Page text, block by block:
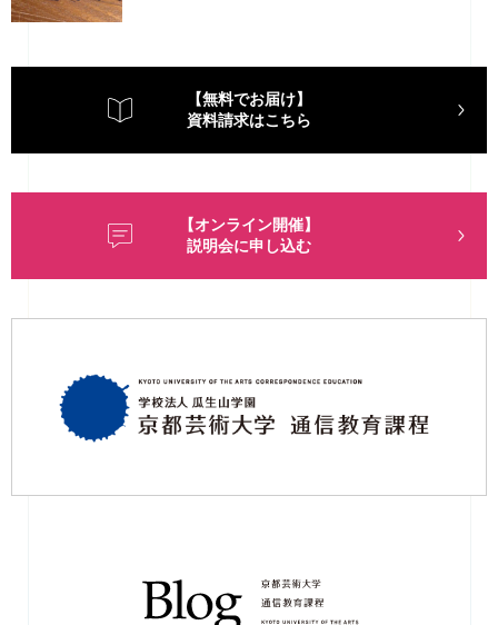
【無料でお届け】
資料請求はこちら
【オンライン開催】
説明会に申し込む